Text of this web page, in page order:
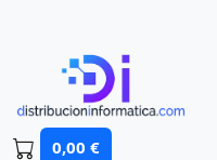
0,00 €